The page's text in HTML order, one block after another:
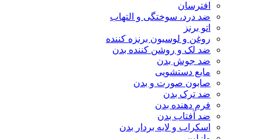
افترسان
ضد درد، سوختگی و التهاب
اتو برنز
روغن و لوسیون برنزه کننده
ضد لک و روشن کننده بدن
ضد جوش بدن
مایع دستشویی
صابون صورت و بدن
ضد ترک بدن
فرم دهنده بدن
ضد آفتاب بدن
اسکراب و لایه بردار بدن